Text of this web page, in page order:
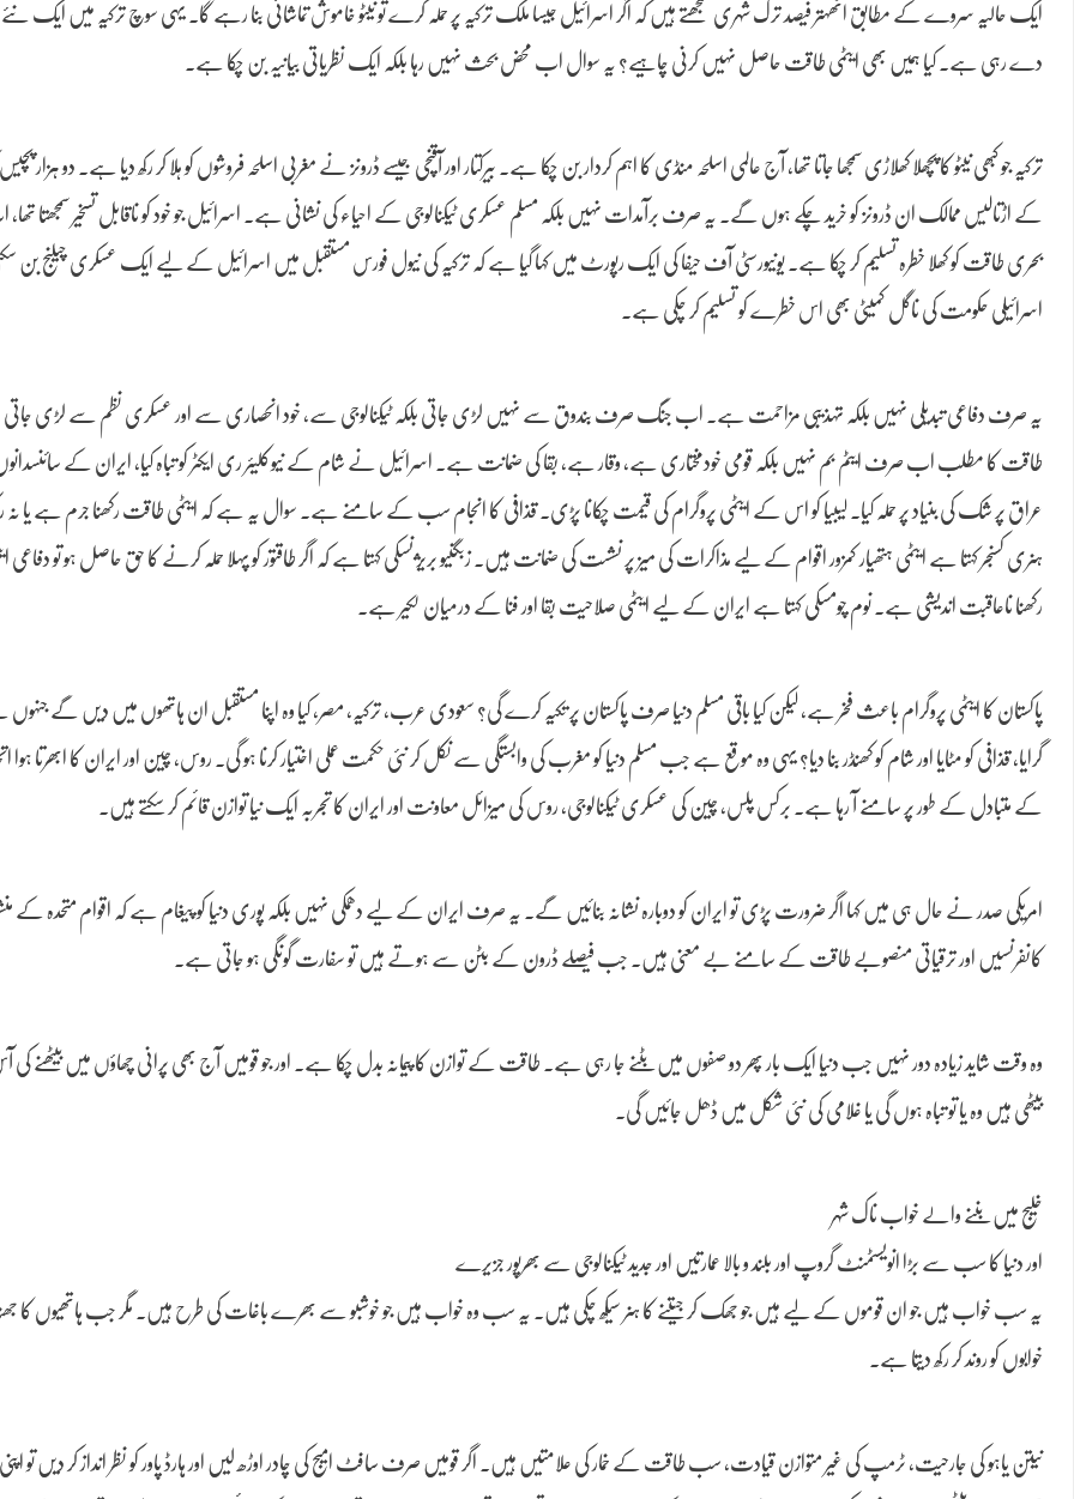
ایک حالیہ سروے کے مطابق اٹھہتر فیصد ترک شہری سمجھتے ہیں کہ اگر اسرائیل جیسا ملک ترکیہ پر حملہ کرے تو نیٹو خاموش تماشائی بنا رہے گا۔ یہی سوچ ترکیہ میں ایک نئے
دے رہی ہے۔ کیا ہمیں بھی ایٹمی طاقت حاصل نہیں کرنی چاہیے؟ یہ سوال اب محض بحث نہیں رہا بلکہ ایک نظریاتی بیانیہ بن چکا ہے۔
ترکیہ جو کبھی نیٹو کا پچھلا کھلاڑی سمجھا جاتا تھا، آج عالمی اسلحہ منڈی کا اہم کردار بن چکا ہے۔ بیرکتار اور آقنچی جیسے ڈرونز نے مغربی اسلحہ فروشوں کو ہلا کر رکھ دیا ہے۔ دو ہزار
کے اڑتالیس ممالک ان ڈرونز کو خرید چکے ہوں گے۔ یہ صرف برآمدات نہیں بلکہ مسلم عسکری ٹیکنالوجی کے احیاء کی نشانی ہے۔ اسرائیل جو خود کو ناقابل تسخیر سمجھتا تھا،
بحری طاقت کو کھلا خطرہ تسلیم کر چکا ہے۔ یونیورسٹی آف حیفا کی ایک رپورٹ میں کہا گیا ہے کہ ترکیہ کی نیول فورس مستقبل میں اسرائیل کے لیے ایک عسکری چیلنج بن
اسرائیلی حکومت کی ناگل کمیٹی بھی اس خطرے کو تسلیم کر چکی ہے۔
یہ صرف دفاعی تبدیلی نہیں بلکہ تہذیبی مزاحمت ہے۔ اب جنگ صرف بندوق سے نہیں لڑی جاتی بلکہ ٹیکنالوجی سے، خود انحصاری سے اور عسکری نظم سے لڑی
طاقت کا مطلب اب صرف ایٹم بم نہیں بلکہ قومی خودمختاری ہے، وقار ہے، بقا کی ضمانت ہے۔ اسرائیل نے شام کے نیوکلیئر ری ایکٹر کو تباہ کیا، ایران کے سائنسدانوں
عراق پر شک کی بنیاد پر حملہ کیا۔ لیبیا کو اس کے ایٹمی پروگرام کی قیمت چکانا پڑی۔ قذافی کا انجام سب کے سامنے ہے۔ سوال یہ ہے کہ ایٹمی طاقت رکھنا جرم ہے یا نہ
ہنری کسنجر کہتا ہے ایٹمی ہتھیار کمزور اقوام کے لیے مذاکرات کی میز پر نشست کی ضمانت ہیں۔ زبگنیو بریژنسکی کہتا ہے کہ اگر طاقتور کو پہلا حملہ کرنے کا حق حاصل ہو تو دفاعی
رکھنا ناعاقبت اندیشی ہے۔ نوم چومسکی کہتا ہے ایران کے لیے ایٹمی صلاحیت بقا اور فنا کے درمیان لکیر ہے۔
پاکستان کا ایٹمی پروگرام باعث فخر ہے، لیکن کیا باقی مسلم دنیا صرف پاکستان پر تکیہ کرے گی؟ سعودی عرب، ترکیہ، مصر، کیا وہ اپنا مستقبل ان ہاتھوں میں دیں گے
گرایا، قذافی کو مٹایا اور شام کو کھنڈر بنا دیا؟ یہی وہ موقع ہے جب مسلم دنیا کو مغرب کی وابستگی سے نکل کر نئی حکمت عملی اختیار کرنا ہو گی۔ روس، چین اور ایران کا ابھرتا ہوا
کے متبادل کے طور پر سامنے آ رہا ہے۔ برکس پلس، چین کی عسکری ٹیکنالوجی، روس کی میزائل معاونت اور ایران کا تجربہ ایک نیا توازن قائم کر سکتے ہیں۔
امریکی صدر نے حال ہی میں کہا اگر ضرورت پڑی تو ایران کو دوبارہ نشانہ بنائیں گے۔ یہ صرف ایران کے لیے دھمکی نہیں بلکہ پوری دنیا کو پیغام ہے کہ اقوام متحدہ کے
کانفرنسیں اور ترقیاتی منصوبے طاقت کے سامنے بے معنی ہیں۔ جب فیصلے ڈرون کے بٹن سے ہوتے ہیں تو سفارت گونگی ہو جاتی ہے۔
وہ وقت شاید زیادہ دور نہیں جب دنیا ایک بار پھر دو صفوں میں بٹنے جا رہی ہے۔ طاقت کے توازن کا پیمانہ بدل چکا ہے۔ اور جو قومیں آج بھی پرانی چھاؤں میں بیٹھنے کی
بیٹھی ہیں وہ یا تو تباہ ہوں گی یا غلامی کی نئی شکل میں ڈھل جائیں گی۔
خلیج میں بننے والے خواب ناک شہر
اور دنیا کا سب سے بڑا انویسٹمنٹ گروپ اور بلند و بالا عمارتیں اور جدید ٹیکنالوجی سے بھرپور جزیرے
یہ سب خواب ہیں جو ان قوموں کے لیے ہیں جو جھک کر جیتنے کا ہنر سیکھ چکی ہیں۔ یہ سب وہ خواب ہیں جو خوشبو سے بھرے باغات کی طرح ہیں۔ مگر جب ہاتھیوں کا
خوابوں کو روند کر رکھ دیتا ہے۔
نیتن یاہو کی جارحیت، ٹرمپ کی غیر متوازن قیادت، سب طاقت کے خمار کی علامتیں ہیں۔ اگر قومیں صرف سافٹ امیج کی چادر اوڑھ لیں اور ہارڈ پاور کو نظر انداز کر دیں تو